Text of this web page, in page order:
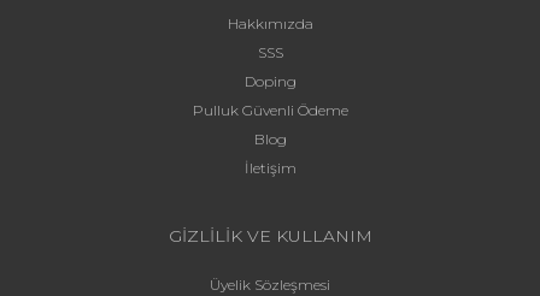
Hakkımızda
SSS
Doping
Pulluk Güvenli Ödeme
Blog
İletişim
GİZLİLİK VE KULLANIM
Üyelik Sözleşmesi